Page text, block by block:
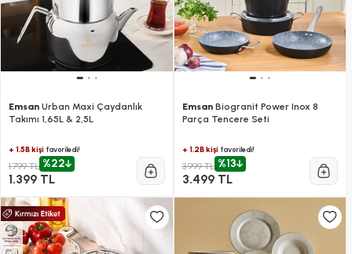
Emsan Urban Maxi Çaydanlık
Takımı 1,65L & 2,5L
+ 1.5B kişi favoriledi!
1.799 TL %22
1.399 TL
EmsanBiogranit Power Inox 8
Parça Tencere Seti
+ 1.2B kişifavoriledi!
3.999 TL %13
3.499 TL